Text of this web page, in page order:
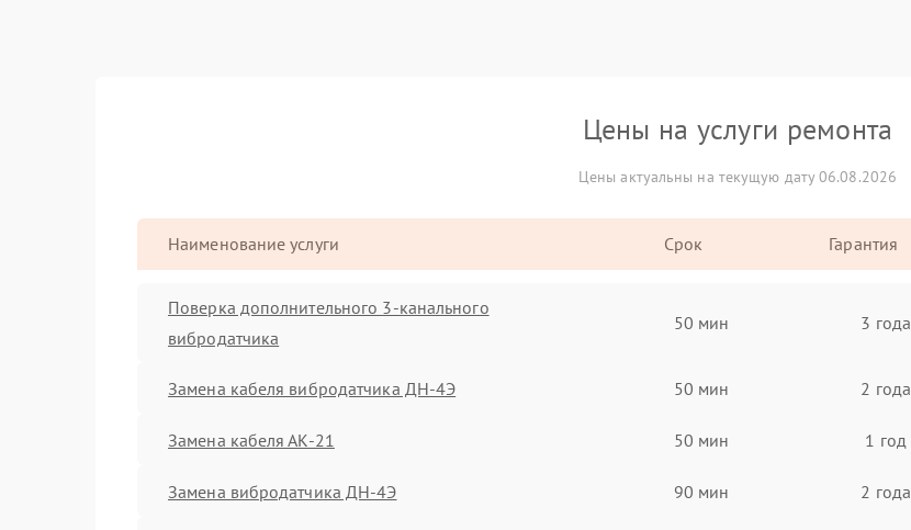
Цены на услуги ремонта
Цены актуальны на текущую дату 06.08.2026
Наименование услуги Срок Гарантия
Поверка дополнительного 3-канального
вибродатчика
50 мин 3 года
Замена кабеля вибродатчика ДН-4Э 50 мин 2 года
Замена кабеля АК-21 50 мин 1 год
Замена вибродатчика ДН-4Э 90 мин 2 года